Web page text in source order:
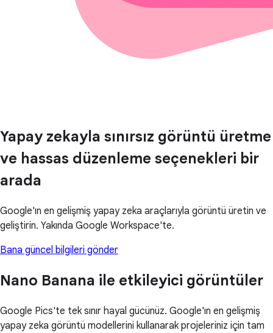
Yapay zekayla sınırsız görüntü üretme
ve hassas düzenleme seçenekleri bir
arada
Google'ın en gelişmiş yapay zeka araçlarıyla görüntü üretin ve
geliştirin. Yakında Google Workspace'te.
Bana güncel bilgileri gönder
Nano Banana ile etkileyici görüntüler
Google Pics'te tek sınır hayal gücünüz. Google'ın en gelişmiş
yapay zeka görüntü modellerini kullanarak projeleriniz için tam